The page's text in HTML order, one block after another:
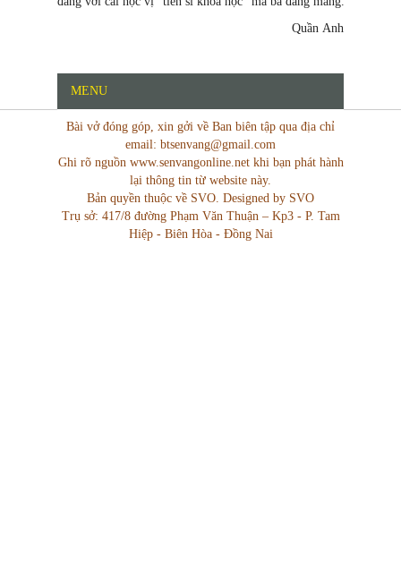
Quần Anh
MENU
Bài vở đóng góp, xin gởi về Ban biên tập qua địa chỉ
email: btsenvang@gmail.com
Ghi rõ nguồn www.senvangonline.net khi bạn phát hành
lại thông tin từ website này.
Bản quyền thuộc về SVO. Designed by SVO
Trụ sở: 417/8 đường Phạm Văn Thuận – Kp3 - P. Tam
Hiệp - Biên Hòa - Đồng Nai